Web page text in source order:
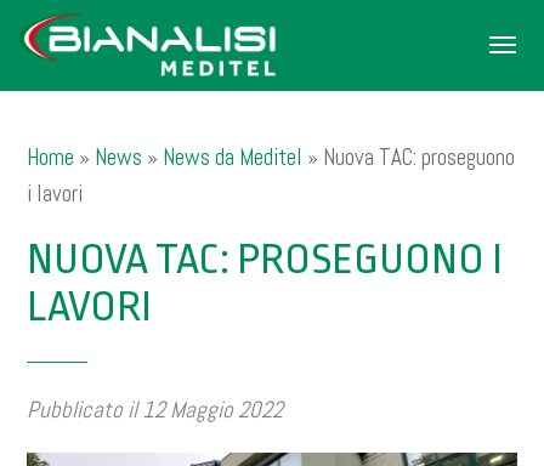
Menu
Home » News » News da Meditel » Nuova TAC: proseguono
i lavori
NUOVA TAC: PROSEGUONO I
LAVORI
Pubblicato il 12 Maggio 2022